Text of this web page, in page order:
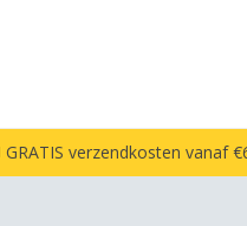
GRATIS verzendkosten vanaf